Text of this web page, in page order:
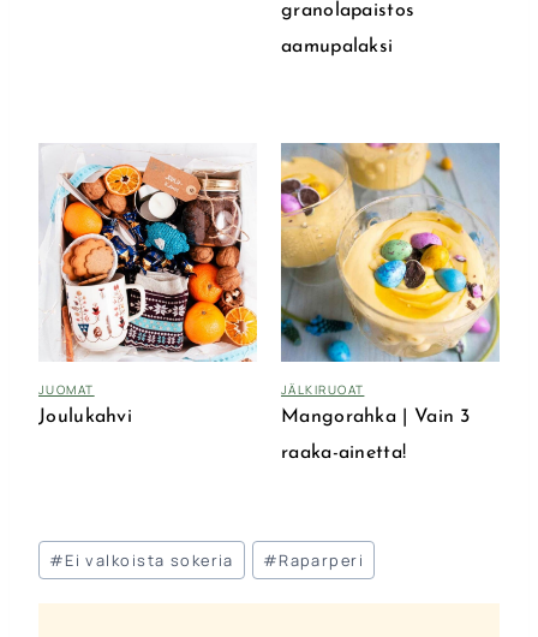
granolapaistos
aamupalaksi
JUOMAT
Joulukahvi
JÄLKIRUOAT
Mangorahka | Vain 3
raaka-ainetta!
Avainsanat:
#Ei valkoista sokeria #Raparperi